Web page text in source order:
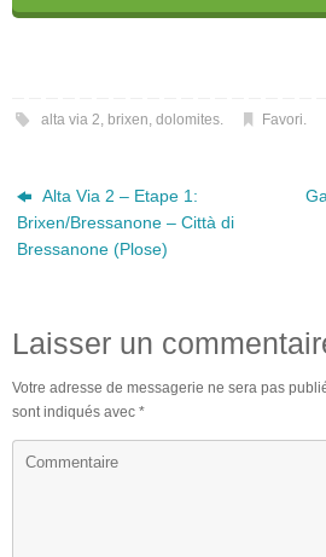
alta via 2, brixen, dolomites. Favori.
Alta Via 2 – Etape 1:
Brixen/Bressanone – Città di
Bressanone (Plose)
Laisser un
Votre adresse de messagerie ne sera pas
sont indiqués avec *